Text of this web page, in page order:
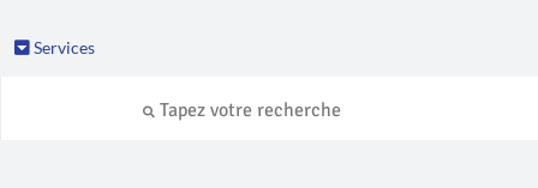
Services